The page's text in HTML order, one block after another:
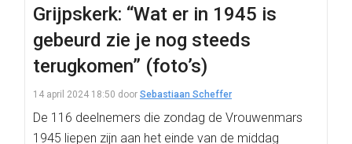
Grijpskerk: “Wat er in 1945 is
gebeurd zie je nog steeds
terugkomen” (foto’s)
14 april 2024 18:50 door Sebastiaan Scheffer
De 116 deelnemers die zondag de Vrouwenmars
1945 liepen zijn aan het einde van de middag